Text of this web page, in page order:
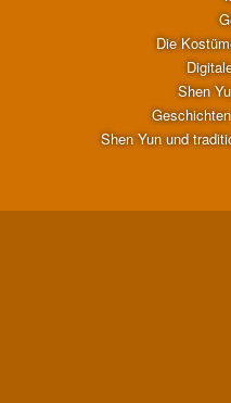
Die
Shen
Shen Yun und